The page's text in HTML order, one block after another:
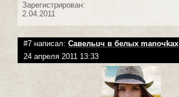
Зарегистрирован:
2.04.2011
#7 написал: Савельuч в белых mаnочkax
24 апреля 2011 13:33